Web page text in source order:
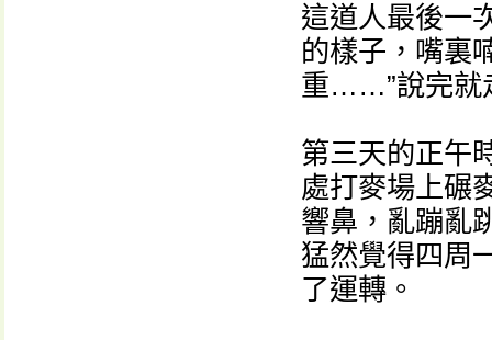
這道人最後一
的樣子，嘴裏
重……”說完就
第三天的正午
處打麥場上碾
響鼻，亂蹦亂
猛然覺得四周
了運轉。